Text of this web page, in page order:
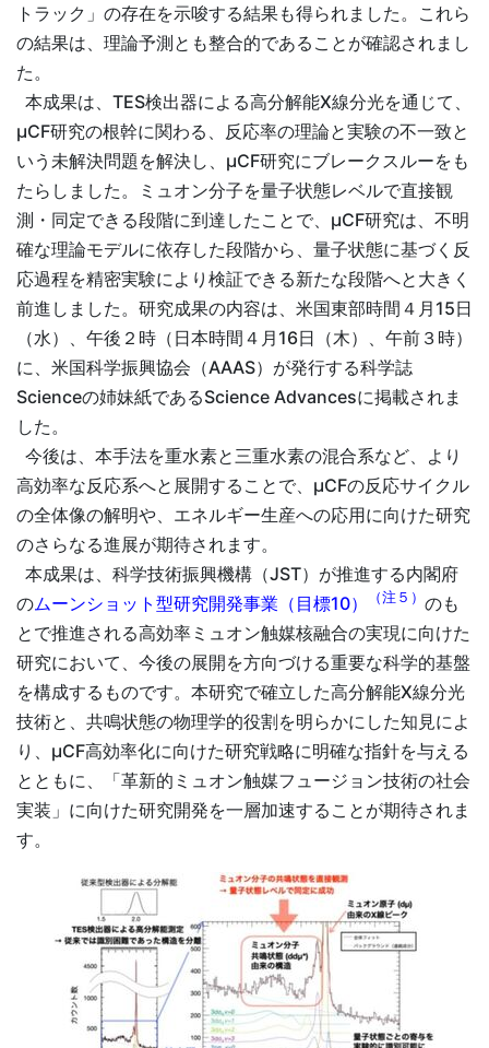
トラック」の存在を示唆する結果も得られました。これら
の結果は、理論予測とも整合的であることが確認されまし
た。
本成果は、TES検出器による高分解能X線分光を通じて、
µCF研究の根幹に関わる、反応率の理論と実験の不一致と
いう未解決問題を解決し、µCF研究にブレークスルーをも
たらしました。ミュオン分子を量子状態レベルで直接観
測・同定できる段階に到達したことで、µCF研究は、不明
確な理論モデルに依存した段階から、量子状態に基づく反
応過程を精密実験により検証できる新たな段階へと大きく
前進しました。研究成果の内容は、米国東部時間４月15日
（水）、午後２時（日本時間４月16日（木）、午前３時）
に、米国科学振興協会（AAAS）が発行する科学誌
Scienceの姉妹紙であるScience Advancesに掲載されま
した。
今後は、本手法を重水素と三重水素の混合系など、より
高効率な反応系へと展開することで、µCFの反応サイクル
の全体像の解明や、エネルギー生産への応用に向けた研究
のさらなる進展が期待されます。
本成果は、科学技術振興機構（JST）が推進する内閣府
のムーンショット型研究開発事業（目標10） （注５） のも
とで推進される高効率ミュオン触媒核融合の実現に向けた
研究において、今後の展開を方向づける重要な科学的基盤
を構成するものです。本研究で確立した高分解能X線分光
技術と、共鳴状態の物理学的役割を明らかにした知見によ
り、µCF高効率化に向けた研究戦略に明確な指針を与える
とともに、「革新的ミュオン触媒フュージョン技術の社会
実装」に向けた研究開発を一層加速することが期待されま
す。